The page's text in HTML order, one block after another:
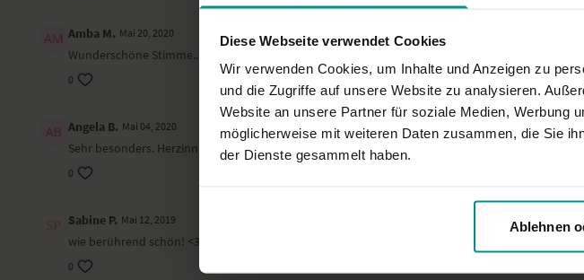
Diese Webseite verwendet Cookies
Wir verwenden Cookies, um Inhalte und Anzeigen zu
und die Zugriffe auf unsere Website zu analysieren.
Website an unsere Partner für soziale Medien, Werbung
möglicherweise mit weiteren Daten zusammen, die Sie
der Dienste gesammelt haben.
Ablehnen
Amba M. Mai 20, 2020
Wunderschöne Stimme...berührend tief....
0
Angela B. Mai 04, 2020
Sehr besonders. Herzinnig. Danke dafür!
0
Sabine P. Mai 12, 2019
wie berührend schön! <3
0